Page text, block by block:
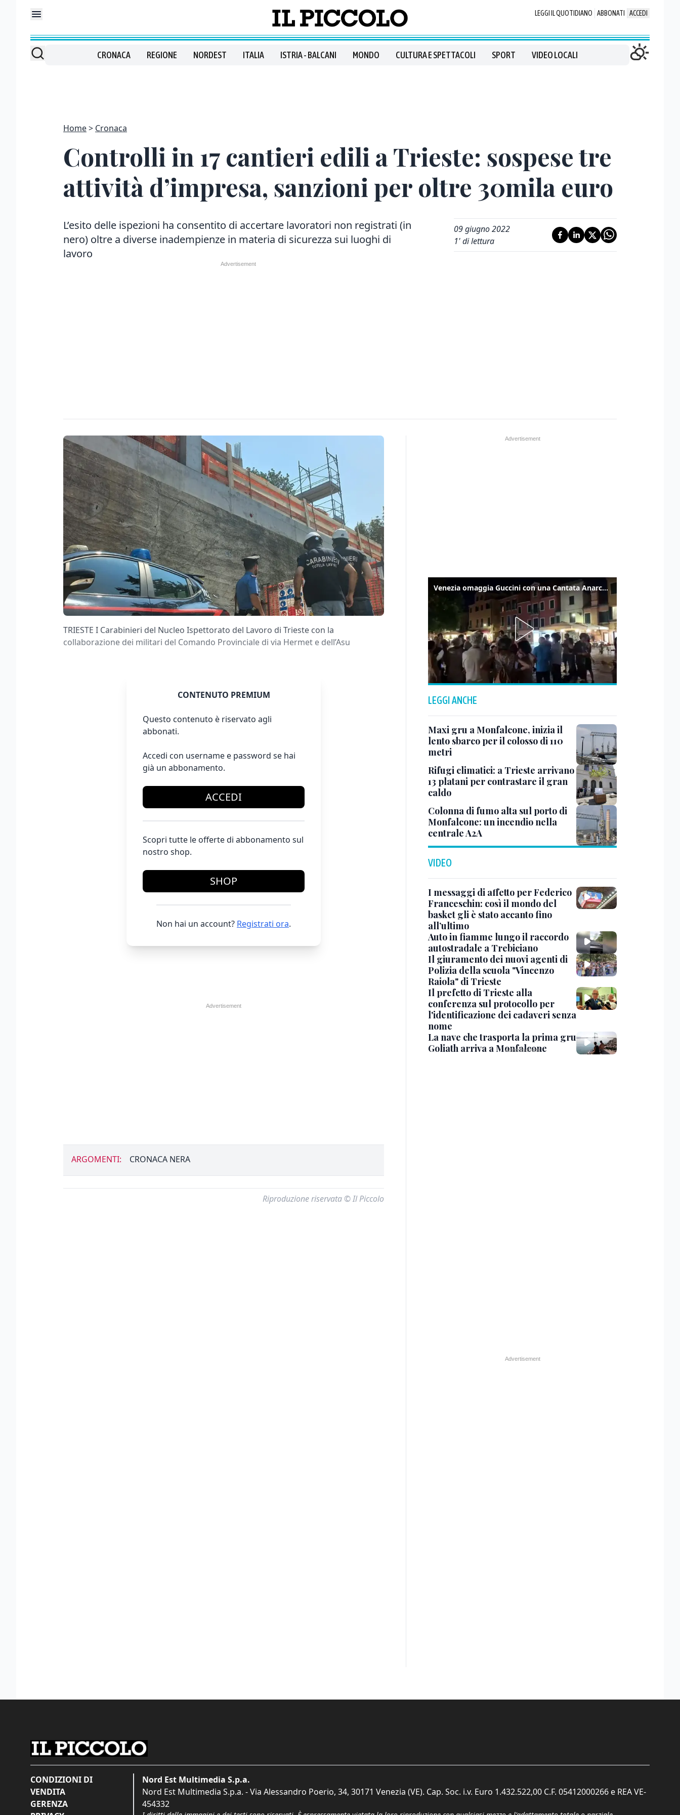
LEGGI IL QUOTIDIANO ABBONATI ACCEDI
CRONACA REGIONE NORDEST ITALIA ISTRIA - BALCANI MONDO CULTURA E SPETTACOLI SPORT VIDEO LOCALI
Home Cronaca
Controlli in 17 cantieri edili a Trieste: sospese tre
attività d’impresa, sanzioni per oltre 30mila euro
L’esito delle ispezioni ha consentito di accertare lavoratori non registrati (in
nero) oltre a diverse inadempienze in materia di sicurezza sui luoghi di
lavoro
09 giugno 2022
1' di lettura
TRIESTE I Carabinieri del Nucleo Ispettorato del Lavoro di Trieste con la
collaborazione dei militari del Comando Provinciale di via Hermet e dell’Asu
CONTENUTO PREMIUM
Questo contenuto è riservato agli
abbonati.
Accedi con username e password se hai
già un abbonamento.
ACCEDI
Scopri tutte le offerte di abbonamento sul
nostro shop.
SHOP
Non hai un account? Registrati ora.
ARGOMENTI: CRONACA NERA
Riproduzione riservata © Il Piccolo
Venezia omaggia Guccini con una Cantata Anarchica in campo Santa Margherita
LEGGI ANCHE
Maxi gru a Monfalcone, inizia il
lento sbarco per il colosso di 110
metri
Rifugi climatici: a Trieste arrivano
13 platani per contrastare il gran
caldo
Colonna di fumo alta sul porto di
Monfalcone: un incendio nella
centrale A2A
VIDEO
I messaggi di affetto per Federico
Franceschin: così il mondo del
basket gli è stato accanto fino
all’ultimo
Auto in fiamme lungo il raccordo
autostradale a Trebiciano
Il giuramento dei nuovi agenti di
Polizia della scuola "Vincenzo
Raiola" di Trieste
Il prefetto di Trieste alla
conferenza sul protocollo per
l'identificazione dei cadaveri senza
nome
La nave che trasporta la prima gru
Goliath arriva a Monfalcone
CONDIZIONI DI
VENDITA
GERENZA
Nord Est Multimedia S.p.a.
Nord Est Multimedia S.p.a. - Via Alessandro Poerio, 34, 30171 Venezia (VE). Cap. Soc. i.v. Euro 1.432.522,00 C.F. 05412000266 e REA VE-
454332